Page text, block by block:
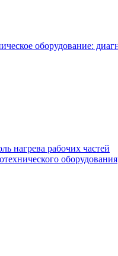
оборудование:
нагрева рабочих частей
оборудования